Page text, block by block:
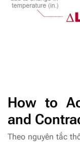
How to
and
Theo nguyên tắc